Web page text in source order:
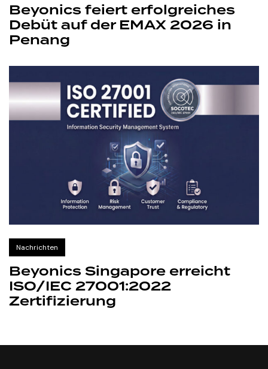
Beyonics feiert erfolgreiches
Debüt auf der EMAX 2026 in
Penang
Nachrichten
Beyonics Singapore erreicht
ISO/IEC 27001:2022
Zertifizierung